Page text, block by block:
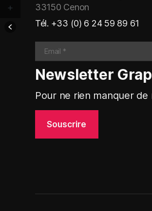
33150 Cenon
Tél. +33 (0) 6 24 59 89 61
Newsletter
Pour ne rien manquer